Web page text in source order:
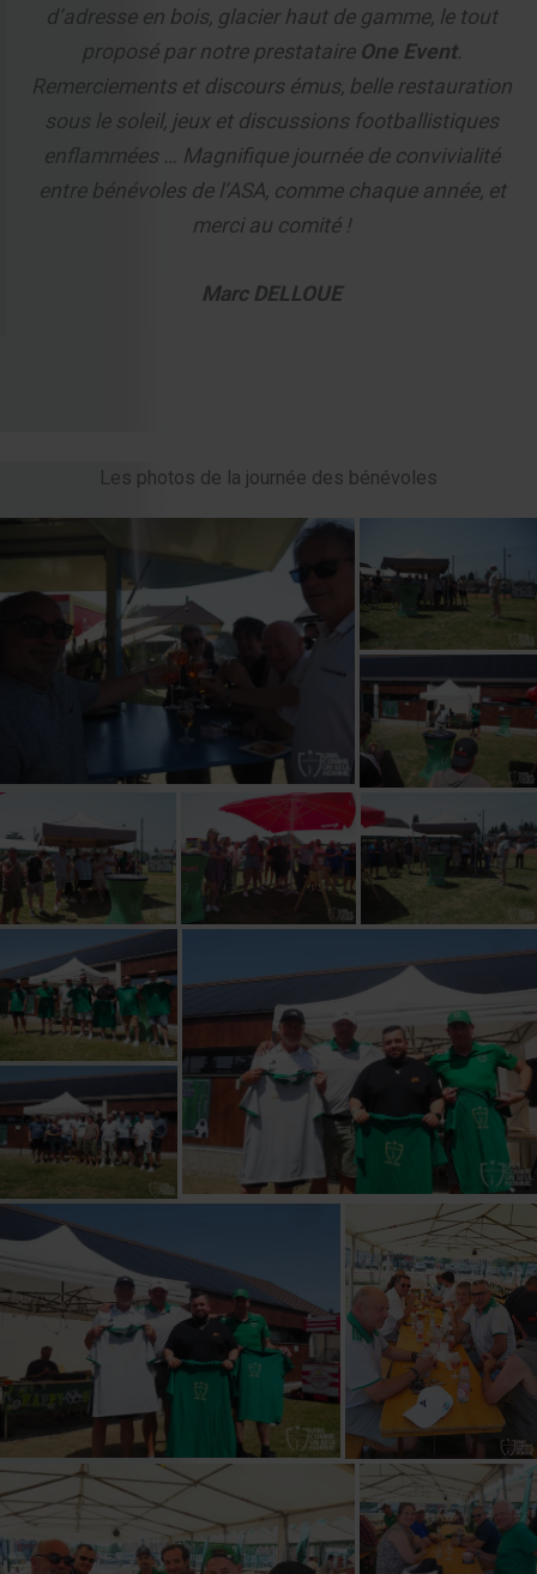
d’adresse en bois, glacier haut de gamme, le tout
proposé par notre prestataire One Event.
Remerciements et discours émus, belle restauration
sous le soleil, jeux et discussions footballistiques
enflammées … Magnifique journée de convivialité
entre bénévoles de l’ASA, comme chaque année, et
merci au comité !
Marc DELLOUE
Les photos de la journée des bénévoles